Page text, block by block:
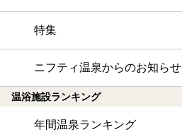
特集
ニフティ温泉からのお知らせ
温浴施設ランキング
年間温泉ランキング